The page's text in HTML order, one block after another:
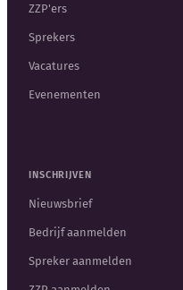
ZZP'ers
Sprekers
Vacatures
Evenementen
INSCHRIJVEN
Nieuwsbrief
Bedrijf aanmelden
Spreker aanmelden